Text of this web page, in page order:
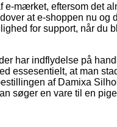
e-mærket, eftersom det
at e-shoppen nu og
for support, når du
har indflydelse på
essesentielt, at man
af Damixa
søger en vare til en